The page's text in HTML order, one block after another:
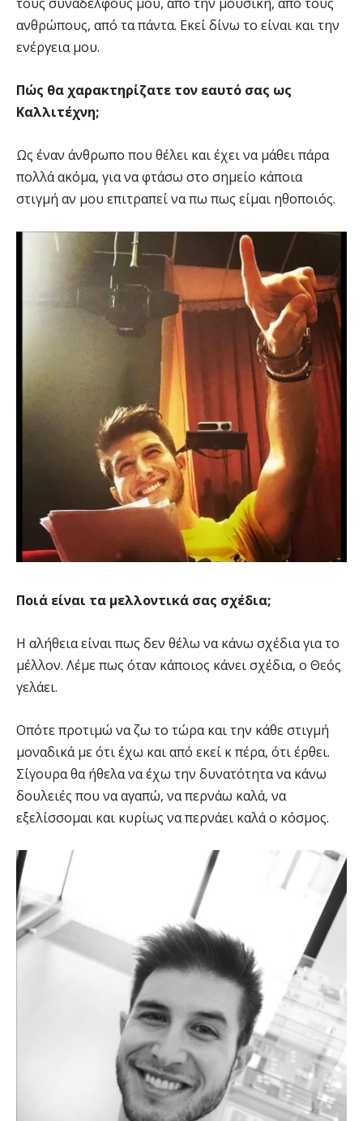
ανθρώπους, από τα πάντα. Εκεί δίνω το είναι και την
ενέργεια μου.
Πώς θα χαρακτηρίζατε τον εαυτό σας ως
Καλλιτέχνη;
Ως έναν άνθρωπο που θέλει και έχει να μάθει πάρα
πολλά ακόμα, για να φτάσω στο σημείο κάποια
στιγμή αν μου επιτραπεί να πω πως είμαι ηθοποιός.
Ποιά είναι τα μελλοντικά σας σχέδια;
Η αλήθεια είναι πως δεν θέλω να κάνω σχέδια για το
μέλλον. Λέμε πως όταν κάποιος κάνει σχέδια, ο Θεός
γελάει.
Οπότε προτιμώ να ζω το τώρα και την κάθε στιγμή
μοναδικά με ότι έχω και από εκεί κ πέρα, ότι έρθει.
Σίγουρα θα ήθελα να έχω την δυνατότητα να κάνω
δουλειές που να αγαπώ, να περνάω καλά, να
εξελίσσομαι και κυρίως να περνάει καλά ο κόσμος.